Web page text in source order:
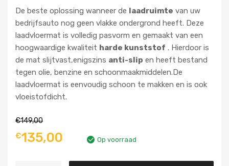
De beste oplossing wanneer de laadruimte van uw
bedrijfsauto nog geen vlakke ondergrond heeft. Deze
laadvloermat is volledig pasvorm en gemaakt van een
hoogwaardige kwaliteit harde kunststof . Hierdoor is
de mat slijtvast,enigszins anti-slip en heeft bestand
tegen olie, benzine en schoonmaakmiddelen.De
laadvloermat is eenvoudig schoon te makken en is ook
vloeistofdicht.
€149,00
€135,00 Op voorraad